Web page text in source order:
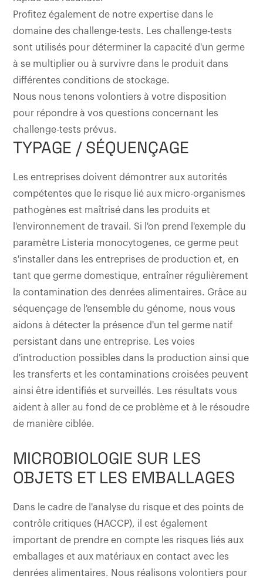
Profitez également de notre expertise dans le
domaine des challenge-tests. Les challenge-tests
sont utilisés pour déterminer la capacité d'un germe
à se multiplier ou à survivre dans le produit dans
différentes conditions de stockage.
Nous nous tenons volontiers à votre disposition
pour répondre à vos questions concernant les
challenge-tests prévus.
TYPAGE / SÉQUENÇAGE
Les entreprises doivent démontrer aux autorités
compétentes que le risque lié aux micro-organismes
pathogènes est maîtrisé dans les produits et
l'environnement de travail. Si l'on prend l'exemple du
paramètre Listeria monocytogenes, ce germe peut
s'installer dans les entreprises de production et, en
tant que germe domestique, entraîner régulièrement
la contamination des denrées alimentaires. Grâce au
séquençage de l'ensemble du génome, nous vous
aidons à détecter la présence d'un tel germe natif
persistant dans une entreprise. Les voies
d'introduction possibles dans la production ainsi que
les transferts et les contaminations croisées peuvent
ainsi être identifiés et surveillés. Les résultats vous
aident à aller au fond de ce problème et à le résoudre
de manière ciblée.
MICROBIOLOGIE SUR LES
OBJETS ET LES EMBALLAGES
Dans le cadre de l'analyse du risque et des points de
contrôle critiques (HACCP), il est également
important de prendre en compte les risques liés aux
emballages et aux matériaux en contact avec les
denrées alimentaires. Nous réalisons volontiers pour